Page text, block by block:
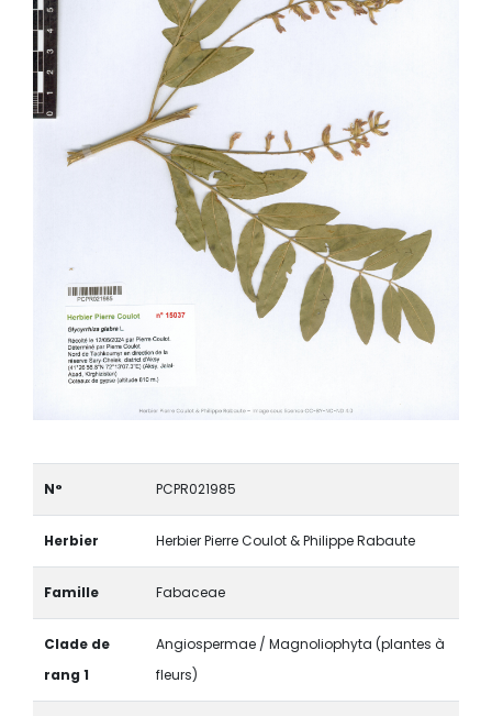
N° PCPR021985
Herbier Herbier Pierre Coulot & Philippe Rabaute
Famille Fabaceae
Clade de
rang 1
Angiospermae / Magnoliophyta (plantes à
fleurs)